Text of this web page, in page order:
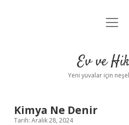
Anasayfa
Yasal
Ev ve
Yeni yuvalar için
Kimya Ne Denir
Tarih: Aralık 28, 2024